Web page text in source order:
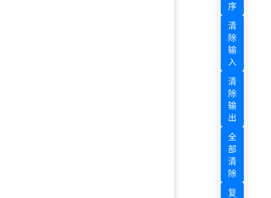
序
清
除
输
入
清
除
输
出
全
部
清
除
复